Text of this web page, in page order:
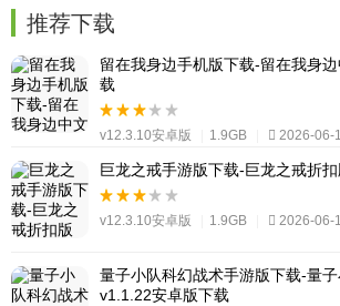
推荐下载
留在我身边手机版下载-留在我身
载
v12.3.10安卓版 1.9GB 2026-06-
巨龙之戒手游版下载-巨龙之戒折
v12.3.10安卓版 1.9GB 2026-06-
量子小队科幻战术手游版下载-量
v1.1.22安卓版下载